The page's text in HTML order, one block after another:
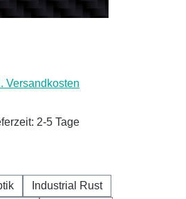
Versandkosten
2-5 Tage
Industrial Rust